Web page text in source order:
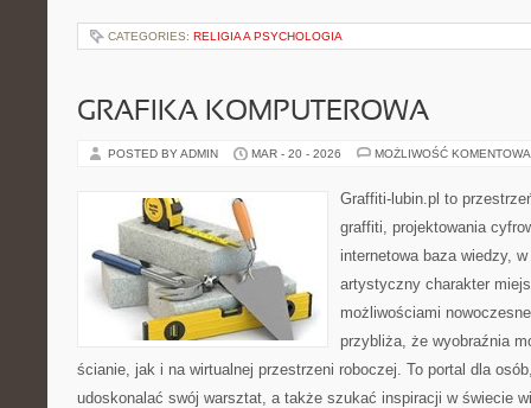
CATEGORIES: RELIGIA A PSYCHOLOGIA
GRAFIKA KOMPUTEROWA
POSTED BY ADMIN MAR - 20 - 2026 MOŻLIWOŚĆ
Graffiti-lubin.pl to
graffiti, projektowania
internetowa baza wiedzy,
artystyczny charakter
możliwościami
przybliża, że wyobraźnia
ścianie, jak i na wirtualnej przestrzeni roboczej. To portal dla
udoskonalać swój warsztat, a także szukać inspiracji w świecie